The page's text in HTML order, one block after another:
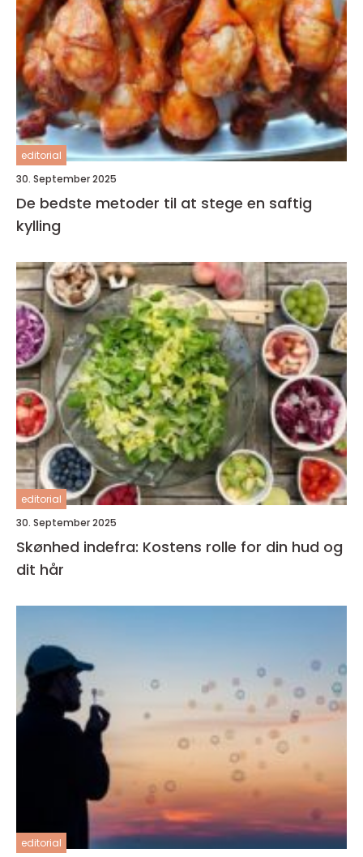
editorial
30. September 2025
De bedste metoder til at stege en saftig
kylling
editorial
30. September 2025
Skønhed indefra: Kostens rolle for din hud og
dit hår
editorial